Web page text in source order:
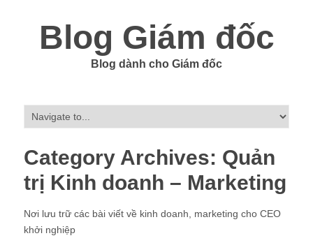
Blog Giám đốc
Blog dành cho Giám đốc
Category Archives: Quản
trị Kinh doanh – Marketing
Nơi lưu trữ các bài viết về kinh doanh, marketing cho CEO
khởi nghiệp